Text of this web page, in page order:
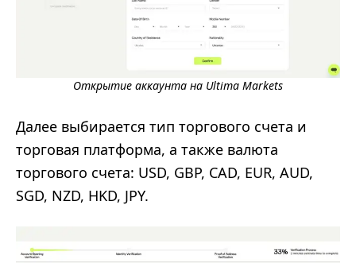
Открытие аккаунта на Ultima Markets
Далее выбирается тип торгового счета и
торговая платформа, а также валюта
торгового счета: USD, GBP, CAD, EUR, AUD,
SGD, NZD, HKD, JPY.